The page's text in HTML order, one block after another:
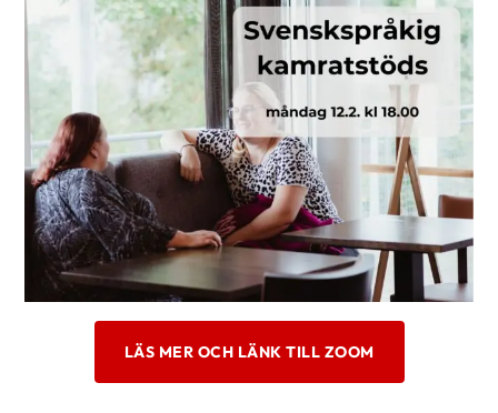
LÄS MER OCH LÄNK TILL ZOOM